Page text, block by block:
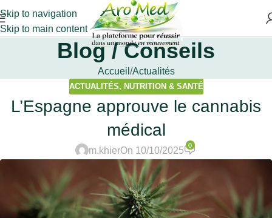
Skip to navigation
Skip to main content
Blog / Conseils
Accueil Actualités
ACTUALITÉS, NUTRITION & SANTÉ
L’Espagne approuve le cannabis
médical
m.khierOn 10/10/2025
0